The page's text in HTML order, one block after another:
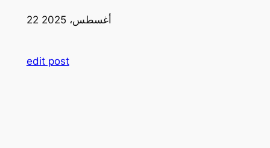
22 أغسطس، 2025
edit post